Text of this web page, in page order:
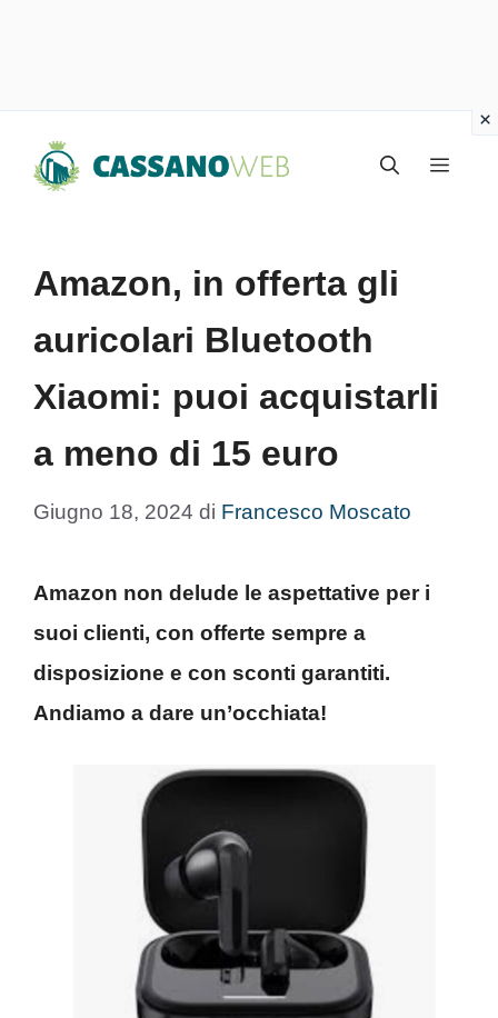
Menu
Amazon, in offerta gli
auricolari Bluetooth
Xiaomi: puoi acquistarli
a meno di 15 euro
Giugno 18, 2024 di Francesco Moscato
Amazon non delude le aspettative per i
suoi clienti, con offerte sempre a
disposizione e con sconti garantiti.
Andiamo a dare un’occhiata!